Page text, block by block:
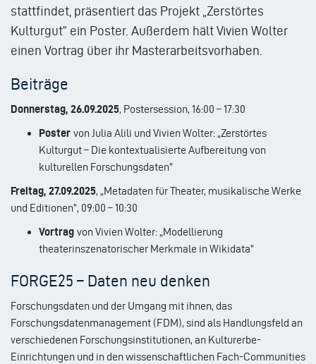
stattfindet, präsentiert das Projekt „Zerstörtes
Kulturgut” ein Poster. Außerdem hält Vivien Wolter
einen Vortrag über ihr Masterarbeitsvorhaben.
Beiträge
Donnerstag, 26.09.2025, Postersession, 16:00 – 17:30
Poster von Julia Alili und Vivien Wolter: „Zerstörtes
Kulturgut – Die kontextualisierte Aufbereitung von
kulturellen Forschungsdaten”
Freitag, 27.09.2025, „Metadaten für Theater, musikalische Werke
und Editionen”, 09:00 – 10:30
Vortrag von Vivien Wolter: „Modellierung
theaterinszenatorischer Merkmale in Wikidata”
FORGE25 – Daten neu denken
Forschungsdaten und der Umgang mit ihnen, das
Forschungsdatenmanagement (FDM), sind als Handlungsfeld an
verschiedenen Forschungsinstitutionen, an Kulturerbe-
Einrichtungen und in den wissenschaftlichen Fach-Communities